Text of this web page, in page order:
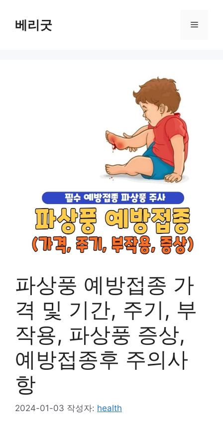
베리굿 메
파상풍 예방접종 가
격 및 기간, 주기, 부
작용, 파상풍 증상,
예방접종후 주의사
항
2024-01-03 작성자: health